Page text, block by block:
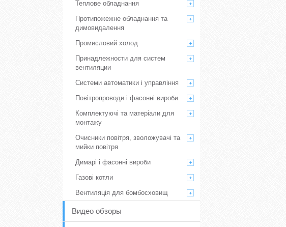
Теплове обладнання
Протипожежне обладнання та
димовидалення
Промисловий холод
Принадлежности для систем
вентиляции
Системи автоматики і управління
Повітропроводи і фасонні вироби
Комплектуючі та матеріали для
монтажу
Очисники повітря, зволожувачі та
мийки повітря
Димарі і фасонні вироби
Газові котли
Вентиляція для бомбосховищ
Видео обзоры